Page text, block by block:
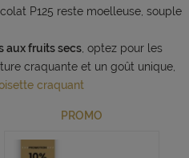
P125 reste moelleuse, souple
aux fruits secs, optez pour les
craquante et un goût unique,
craquant
PROMO